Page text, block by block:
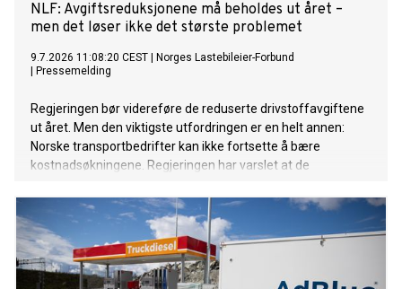
NLF: Avgiftsreduksjonene må beholdes ut året –
men det løser ikke det største problemet
9.7.2026 11:08:20 CEST
Norges Lastebileier-Forbund
Pressemelding
Regjeringen bør videreføre de reduserte drivstoffavgiftene
ut året. Men den viktigste utfordringen er en helt annen:
Norske transportbedrifter kan ikke fortsette å bære
kostnadsøkningene. Regjeringen har varslet at de
1. september. NLF mener det er feil tidspunkt. I Sverige har
de avgiftsreduksjoner fram til desember. Det gjør
konkurransesituasjonen dobbelt ille dersom avgiftene økes
1. september i Norge. Avgiftslettelsen har gitt
transportbedriftene et nødvendig pusterom i en periode